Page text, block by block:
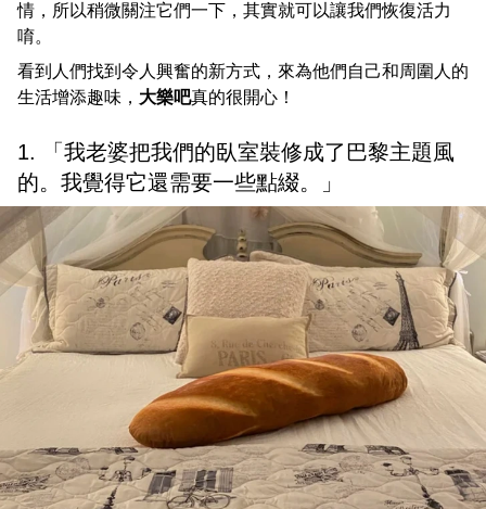
情，所以稍微關注它們一下，其實就可以讓我們恢復活力
唷。
看到人們找到令人興奮的新方式，來為他們自己和周圍人的
生活增添趣味， 大樂吧真的很開心！
1. 「我老婆把我們的臥室裝修成了巴黎主題風
的。我覺得它還需要一些點綴。」